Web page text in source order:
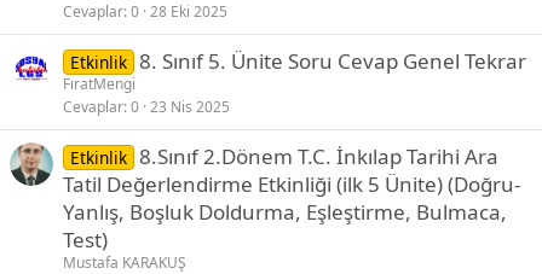
Cevaplar 0 28 Eki 2025
Etkinlik 8. Sınıf 5. Ünite Soru Cevap Genel Tekrar
FıratMengi
Cevaplar 0 23 Nis 2025
Etkinlik 8.Sınıf 2.Dönem T.C. İnkılap Tarihi Ara
Tatil Değerlendirme Etkinliği (ilk 5 Ünite) (Doğru-
Yanlış, Boşluk Doldurma, Eşleştirme, Bulmaca,
Test)
Mustafa KARAKUŞ